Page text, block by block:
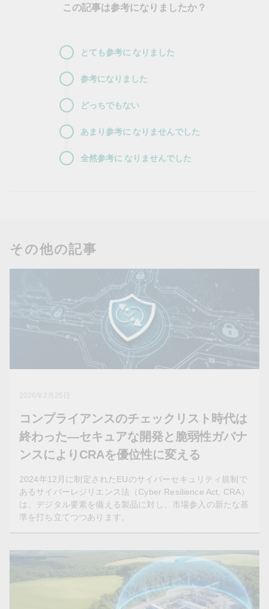
この記事は参考になりましたか？
全然参考に なりませんでした
あまり参考に なりませんでした
どっちでもない
参考になりました
とても参考に なりました
その他の記事
2026年2月25日
コンプライアンスのチェックリスト時代は
終わった—セキュアな開発と脆弱性ガバナ
ンスによりCRAを優位性に変える
2024年12月に制定されたEUのサイバーセキュリティ規制で
あるサイバーレジリエンス法（Cyber Resilience Act, CRA）
は、デジタル要素を備える製品に対し、市場参入の新たな基
準を打ち立てつつあります。
2026年2月25日
コンプライアンスのチェックリスト時代